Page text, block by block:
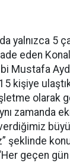
yalnızca 5
eden
Mustafa
kişiye
olarak
zamanda
şeklinde
geçen